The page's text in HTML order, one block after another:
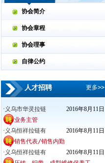
协会简介
协会章程
协会理事
自律公约
人才招聘 更多>>
· 义乌市华灵拉链
2016年8月11日
业务主管
· 义乌恒祥拉链有
2016年8月11日
销售代表/销售内勤
· 义乌恒祥拉链有
2016年8月11日